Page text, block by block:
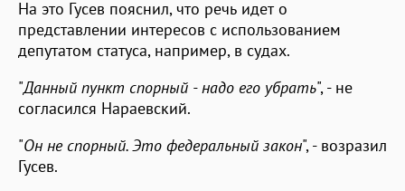
На это Гусев пояснил, что речь идет о
представлении интересов с использованием
депутатом статуса, например, в судах.
"Данный пункт спорный - надо его убрать", - не
согласился Нараевский.
"Он не спорный. Это федеральный закон", - возразил
Гусев.